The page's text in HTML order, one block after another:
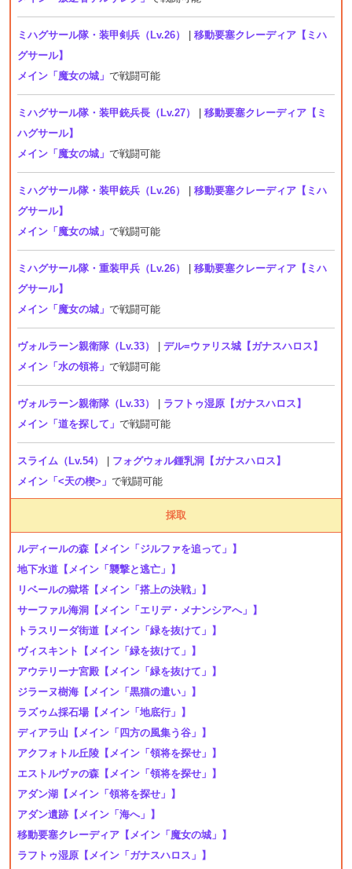
ミハグサール隊・装甲剣兵（Lv.26） | 移動要塞クレーディア【ミハ
グサール】
メイン「魔女の城」 で戦闘可能
ミハグサール隊・装甲銃兵長（Lv.27） | 移動要塞クレーディア【ミ
ハグサール】
メイン「魔女の城」 で戦闘可能
ミハグサール隊・装甲銃兵（Lv.26） | 移動要塞クレーディア【ミハ
グサール】
メイン「魔女の城」 で戦闘可能
ミハグサール隊・重装甲兵（Lv.26） | 移動要塞クレーディア【ミハ
グサール】
メイン「魔女の城」 で戦闘可能
ヴォルラーン親衛隊（Lv.33） | デル=ウァリス城【ガナスハロス】
メイン「水の領将」 で戦闘可能
ヴォルラーン親衛隊（Lv.33） | ラフトゥ湿原【ガナスハロス】
メイン「道を探して」 で戦闘可能
スライム（Lv.54） | フォグウォル鍾乳洞【ガナスハロス】
メイン「<天の楔>」 で戦闘可能
採取
ルディールの森 【メイン「ジルファを追って」】
地下水道 【メイン「襲撃と逃亡」】
リベールの獄塔 【メイン「搭上の決戦」】
サーファル海洞 【メイン「エリデ・メナンシアへ」】
トラスリーダ街道 【メイン「緑を抜けて」】
ヴィスキント
【メイン「緑を抜けて」】
アウテリーナ宮殿 【メイン「緑を抜けて」】
ジラーヌ樹海 【メイン「黒猫の遣い」】
ラズゥム採石場 【メイン「地底行」】
ディアラ山 【メイン「四方の風集う谷」】
アクフォトル丘陵 【メイン「領将を探せ」】
エストルヴァの森 【メイン「領将を探せ」】
アダン湖 【メイン「領将を探せ」】
アダン遺跡 【メイン「海へ」】
移動要塞クレーディア 【メイン「魔女の城」】
ラフトゥ湿原 【メイン「ガナスハロス」】